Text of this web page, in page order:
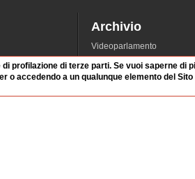
Archivio
Videoparlamento
Istituzioni
Dibattiti
profilazione di terze parti. Se vuoi saperne di
o accedendo a un qualunque elemento del